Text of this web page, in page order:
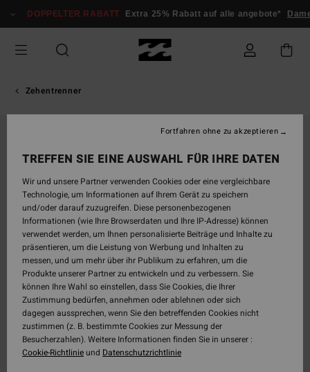
zur
springen
DOPPELTER RABATT Extra 25% Rabatt auf alle angebote*
Zehentrenner
TREFFEN SIE EINE AUSWAHL FÜR IHRE DATEN
Wir und unsere Partner verwenden Cookies oder eine vergleichbare
Technologie, um Informationen auf Ihrem Gerät zu speichern
und/oder darauf zuzugreifen. Diese personenbezogenen
Informationen (wie Ihre Browserdaten und Ihre IP-Adresse) können
verwendet werden, um Ihnen personalisierte Beiträge und Inhalte zu
präsentieren, um die Leistung von Werbung und Inhalten zu
messen, und um mehr über ihr Publikum zu erfahren, um die
Produkte unserer Partner zu entwickeln und zu verbessern. Sie
können Ihre Wahl so einstellen, dass Sie Cookies, die Ihrer
Zustimmung bedürfen, annehmen oder ablehnen oder sich
dagegen aussprechen, wenn Sie den betreffenden Cookies nicht
zustimmen (z. B. bestimmte Cookies zur Messung der
Besucherzahlen). Weitere Informationen finden Sie in unserer :
Cookie-Richtlinieund Datenschutzrichtlinie
Fortfahren ohne zu akzeptieren